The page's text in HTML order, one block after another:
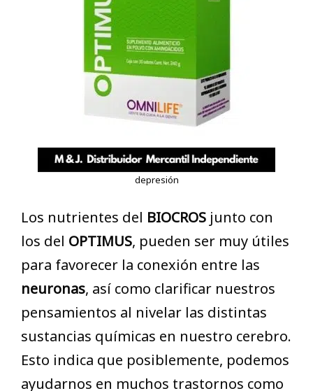
depresión
Los nutrientes del BIOCROS junto con
los del OPTIMUS, pueden ser muy útiles
para favorecer la conexión entre las
neuronas, así como clarificar nuestros
pensamientos al nivelar las distintas
sustancias químicas en nuestro cerebro.
Esto indica que posiblemente, podemos
ayudarnos en muchos trastornos como